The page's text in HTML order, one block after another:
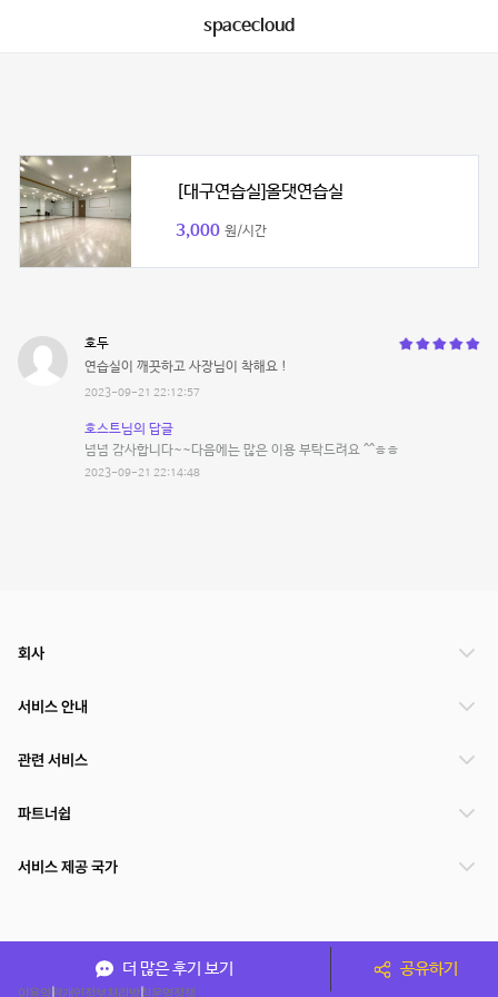
spacecloud
[대구연습실]올댓연습실
3,000 원/시간
호두
연습실이 깨끗하고 사장님이 착해요 !
2023-09-21 22:12:57
호스트님의 답글
넘넘 감사합니다~~다음에는 많은 이용 부탁드려요 ^^ㅎㅎ
2023-09-21 22:14:48
더 많은 후기 보기 공유하기
회사
서비스 안내
관련 서비스
파트너쉽
서비스 제공 국가
이용약관개인정보처리방침운영정책